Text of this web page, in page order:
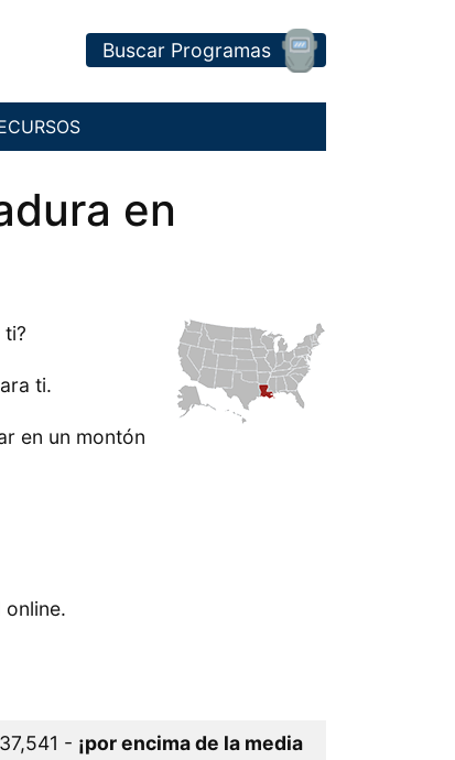
Buscar Programas
en
ti.
en un montón
- ¡por encima de la media